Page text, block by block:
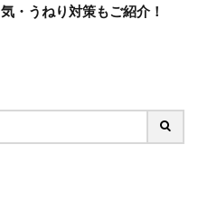
気・うねり対策もご紹介！